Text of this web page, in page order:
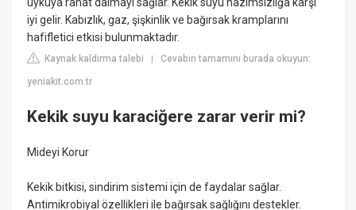
iyi gelir. Kabızlık, gaz, şişkinlik ve bağırsak kramplarını
hafifletici etkisi bulunmaktadır.
Kaynak kaldırma talebi |Cevabın tamamını burada okuyun:
yeniakit.com.tr
Kekik suyu karaciğere zarar verir mi?
Mideyi Korur
Kekik bitkisi, sindirim sistemi için de faydalar sağlar.
Antimikrobiyal özellikleri ile bağırsak sağlığını destekler.